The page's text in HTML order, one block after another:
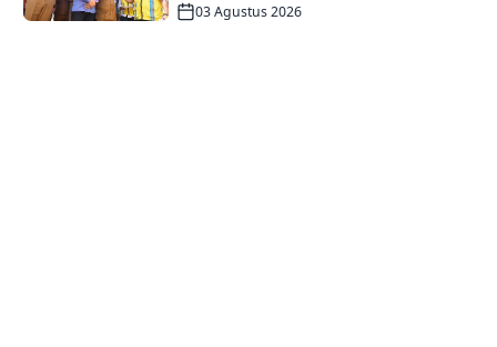
Komisi V DPR RI Optimistis Kota Jambi
03 Agustus 2026